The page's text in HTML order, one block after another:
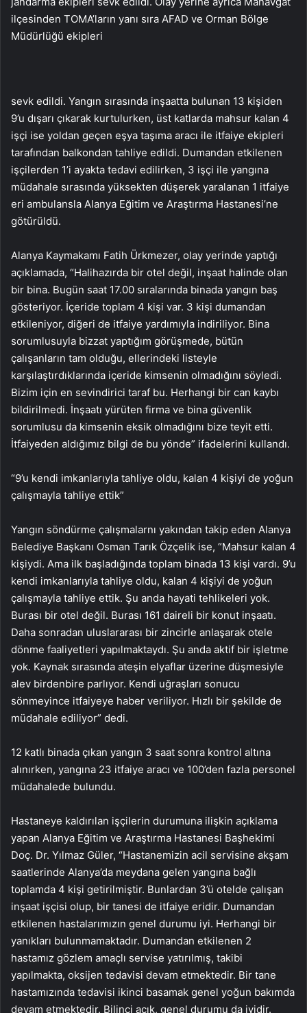
ilçesinden TOMA’ların yanı sıra AFAD ve Orman Bölge
Müdürlüğü ekipleri
sevk edildi. Yangın sırasında inşaatta bulunan 13 kişiden
9’u dışarı çıkarak kurtulurken, üst katlarda mahsur kalan 4
işçi ise yoldan geçen eşya taşıma aracı ile itfaiye ekipleri
tarafından balkondan tahliye edildi. Dumandan etkilenen
işçilerden 1’i ayakta tedavi edilirken, 3 işçi ile yangına
müdahale sırasında yüksekten düşerek yaralanan 1 itfaiye
eri ambulansla Alanya Eğitim ve Araştırma Hastanesi’ne
götürüldü.
Alanya Kaymakamı Fatih Ürkmezer, olay yerinde yaptığı
açıklamada, “Halihazırda bir otel değil, inşaat halinde olan
bir bina. Bugün saat 17.00 sıralarında binada yangın baş
gösteriyor. İçeride toplam 4 kişi var. 3 kişi dumandan
etkileniyor, diğeri de itfaiye yardımıyla indiriliyor. Bina
sorumlusuyla bizzat yaptığım görüşmede, bütün
çalışanların tam olduğu, ellerindeki listeyle
karşılaştırdıklarında içeride kimsenin olmadığını söyledi.
Bizim için en sevindirici taraf bu. Herhangi bir can kaybı
bildirilmedi. İnşaatı yürüten firma ve bina güvenlik
sorumlusu da kimsenin eksik olmadığını bize teyit etti.
İtfaiyeden aldığımız bilgi de bu yönde” ifadelerini kullandı.
“9’u kendi imkanlarıyla tahliye oldu, kalan 4 kişiyi de yoğun
çalışmayla tahliye ettik”
Yangın söndürme çalışmalarnı yakından takip eden Alanya
Belediye Başkanı Osman Tarık Özçelik ise, “Mahsur kalan 4
kişiydi. Ama ilk başladığında toplam binada 13 kişi vardı. 9’u
kendi imkanlarıyla tahliye oldu, kalan 4 kişiyi de yoğun
çalışmayla tahliye ettik. Şu anda hayati tehlikeleri yok.
Burası bir otel değil. Burası 161 daireli bir konut inşaatı.
Daha sonradan uluslararası bir zincirle anlaşarak otele
dönme faaliyetleri yapılmaktaydı. Şu anda aktif bir işletme
yok. Kaynak sırasında ateşin elyaflar üzerine düşmesiyle
alev birdenbire parlıyor. Kendi uğraşları sonucu
sönmeyince itfaiyeye haber veriliyor. Hızlı bir şekilde de
müdahale ediliyor” dedi.
12 katlı binada çıkan yangın 3 saat sonra kontrol altına
alınırken, yangına 23 itfaiye aracı ve 100’den fazla personel
müdahalede bulundu.
Hastaneye kaldırılan işçilerin durumuna ilişkin açıklama
yapan Alanya Eğitim ve Araştırma Hastanesi Başhekimi
Doç. Dr. Yılmaz Güler, “Hastanemizin acil servisine akşam
saatlerinde Alanya’da meydana gelen yangına bağlı
toplamda 4 kişi getirilmiştir. Bunlardan 3’ü otelde çalışan
inşaat işçisi olup, bir tanesi de itfaiye eridir. Dumandan
etkilenen hastalarımızın genel durumu iyi. Herhangi bir
yanıkları bulunmamaktadır. Dumandan etkilenen 2
hastamız gözlem amaçlı servise yatırılmış, takibi
yapılmakta, oksijen tedavisi devam etmektedir. Bir tane
hastamızında tedavisi ikinci basamak genel yoğun bakımda
devam etmektedir. Bilinci açık, genel durumu da iyidir.